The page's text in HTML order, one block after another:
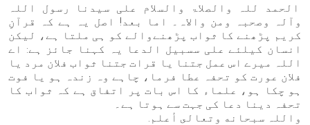
الحمد للہ والصلاۃ والسلام علی سیدنا رسول اللہ
وآلہ وصحبہ ومن والاہ۔ اما بعد! اصل یہ ہے کہ قرآنِ
کریم پڑھنے کا ثواب پڑھنےوالے کو ہی ملتا ہے، لیکن
انسان کیلئے علی سسبیل الدعا یہ کہنا جائز ہے: اے
اللہ میرے اس عمل جتنا یا قرات جتنا ثواب فلان مرد یا
فلان عورت کو تحفہ عطا فرما، چاہے وہ زندہ ہو یا فوت
ہو چکا ہو، علماء کا اس بات پر اتفاق ہے کہ ثواب کا
تحفہ دینا دعا کی جہت سے ہوتا ہے۔
واللہ سبحانه وتعالى أعلم.